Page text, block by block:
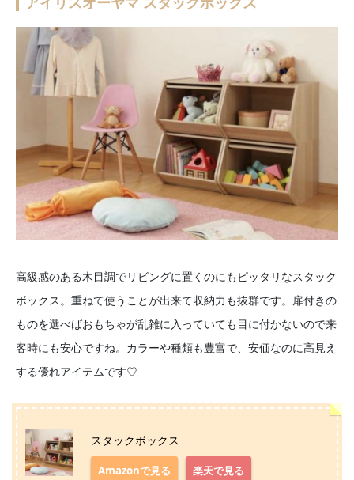
高級感のある木目調でリビングに置くのにもピッタリなスタック
ボックス。重ねて使うことが出来て収納力も抜群です。扉付きの
ものを選べばおもちゃが乱雑に入っていても目に付かないので来
客時にも安心ですね。カラーや種類も豊富で、安価なのに高見え
する優れアイテムです♡
スタックボックス
Amazonで見る 楽天で見る